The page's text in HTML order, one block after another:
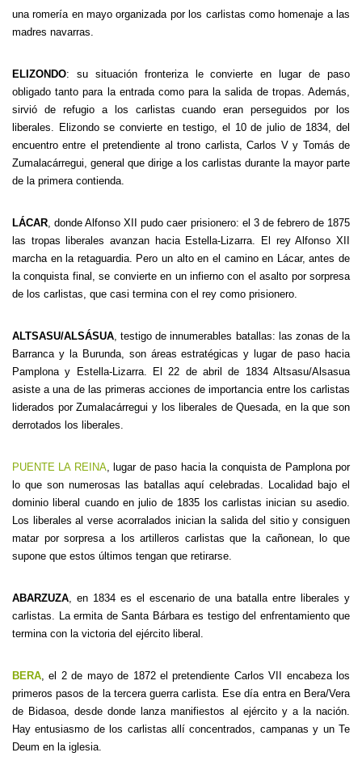
una romería en mayo organizada por los carlistas como homenaje a las
madres navarras.
ELIZONDO: su situación fronteriza le convierte en lugar de paso
obligado tanto para la entrada como para la salida de tropas. Además,
sirvió de refugio a los carlistas cuando eran perseguidos por los
liberales. Elizondo se convierte en testigo, el 10 de julio de 1834, del
encuentro entre el pretendiente al trono carlista, Carlos V y Tomás de
Zumalacárregui, general que dirige a los carlistas durante la mayor parte
de la primera contienda.
LÁCAR, donde Alfonso XII pudo caer prisionero: el 3 de febrero de 1875
las tropas liberales avanzan hacia Estella-Lizarra. El rey Alfonso XII
marcha en la retaguardia. Pero un alto en el camino en Lácar, antes de
la conquista final, se convierte en un infierno con el asalto por sorpresa
de los carlistas, que casi termina con el rey como prisionero.
ALTSASU/ALSÁSUA, testigo de innumerables batallas: las zonas de la
Barranca y la Burunda, son áreas estratégicas y lugar de paso hacia
Pamplona y Estella-Lizarra. El 22 de abril de 1834 Altsasu/Alsasua
asiste a una de las primeras acciones de importancia entre los carlistas
liderados por Zumalacárregui y los liberales de Quesada, en la que son
derrotados los liberales.
PUENTE LA REINA, lugar de paso hacia la conquista de Pamplona por
lo que son numerosas las batallas aquí celebradas. Localidad bajo el
dominio liberal cuando en julio de 1835 los carlistas inician su asedio.
Los liberales al verse acorralados inician la salida del sitio y consiguen
matar por sorpresa a los artilleros carlistas que la cañonean, lo que
supone que estos últimos tengan que retirarse.
ABARZUZA, en 1834 es el escenario de una batalla entre liberales y
carlistas. La ermita de Santa Bárbara es testigo del enfrentamiento que
termina con la victoria del ejército liberal.
BERA, el 2 de mayo de 1872 el pretendiente Carlos VII encabeza los
primeros pasos de la tercera guerra carlista. Ese día entra en Bera/Vera
de Bidasoa, desde donde lanza manifiestos al ejército y a la nación.
Hay entusiasmo de los carlistas allí concentrados, campanas y un Te
Deum en la iglesia.